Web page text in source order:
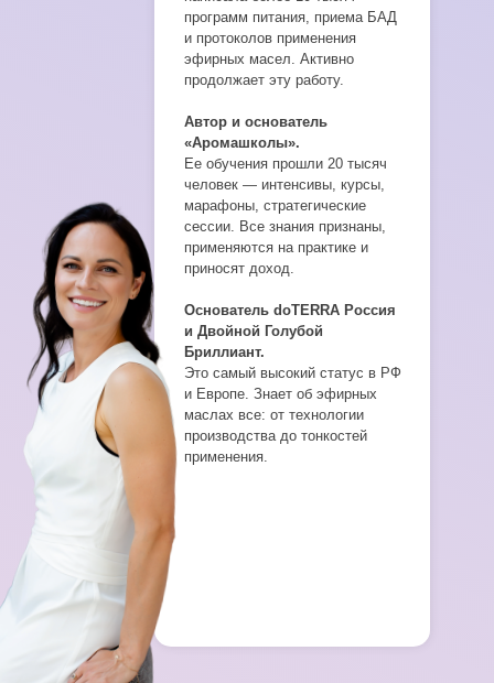
программ питания, приема БАД
и протоколов применения
эфирных масел. Активно
продолжает эту работу.
Автор и основатель
«Аромашколы».
Ее обучения прошли 20 тысяч
человек — интенсивы, курсы,
марафоны, стратегические
сессии. Все знания признаны,
применяются на практике и
приносят доход.
Основатель doTERRA Россия
и Двойной Голубой
Бриллиант.
Это самый высокий статус в РФ
и Европе. Знает об эфирных
маслах все: от технологии
производства до тонкостей
применения.